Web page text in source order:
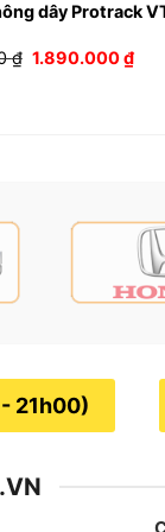
dây Protrack
₫ Giá
1.890.000₫Giá
21h00)